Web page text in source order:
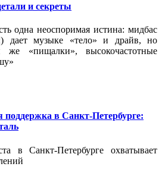
и секреты
одна неоспоримая истина: мидбас
дает музыке «тело» и драйв, но
«пищалки», высокочастотные
в Санкт-Петербурге:
в Санкт-Петербурге охватывает